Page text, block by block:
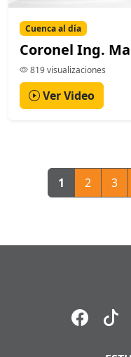
Cuenca al día
Coronel Ing.
819 visualizaciones
Ver Video
1 2 3